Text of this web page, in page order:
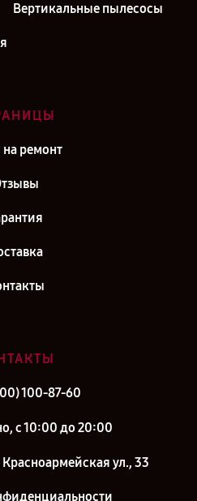
Вертикальные пылесосы
ремонт
100-87-60
с 10:00 до 20:00
ул., 33